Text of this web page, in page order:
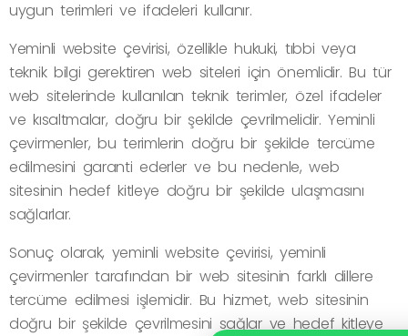
uygun terimleri ve ifadeleri kullanır.
Yeminli website çevirisi, özellikle hukuki, tıbbi veya
teknik bilgi gerektiren web siteleri için önemlidir. Bu tür
web sitelerinde kullanılan teknik terimler, özel ifadeler
ve kısaltmalar, doğru bir şekilde çevrilmelidir. Yeminli
çevirmenler, bu terimlerin doğru bir şekilde tercüme
edilmesini garanti ederler ve bu nedenle, web
sitesinin hedef kitleye doğru bir şekilde ulaşmasını
sağlarlar.
Sonuç olarak, yeminli website çevirisi, yeminli
çevirmenler tarafından bir web sitesinin farklı dillere
tercüme edilmesi işlemidir. Bu hizmet, web sitesinin
doğru bir şekilde çevrilmesini sağlar ve hedef kitleye